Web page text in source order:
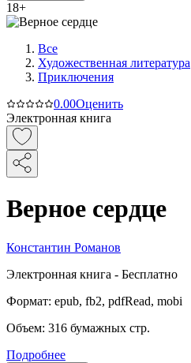
18+
Все
Художественная литература
Приключения
0.00Оценить
Электронная книга
Верное сердце
Константин Романов
Электронная книга - Бесплатно
Формат: epub, fb2, pdfRead, mobi
Объем: 316 бумажных стр.
Подробнее